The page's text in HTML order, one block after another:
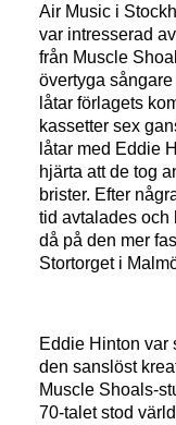
Air Music i
var intresserad
från Muscle
övertyga
låtar förlagets
kassetter sex
låtar med Eddie
hjärta att de tog
brister. Efter
tid avtalades och
då på den mer
Stortorget i
Eddie Hinton var
den sanslöst
Muscle Shoals-
70-talet stod